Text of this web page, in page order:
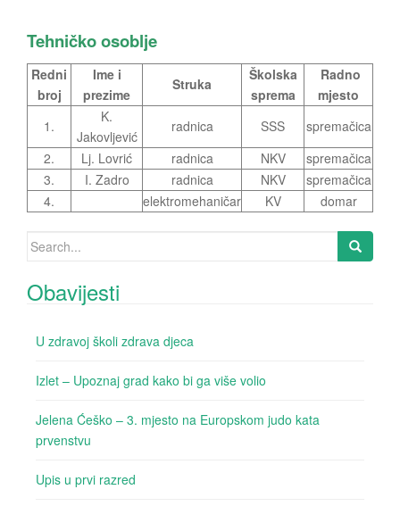
Tehničko osoblje
Redni
broj
Ime i
prezime
Struka
Školska
sprema
Radno
mjesto
1.
K.
Jakovljević
radnica SSS
spremačica
2.
Lj. Lovrić radnica NKV
spremačica
3.
I. Zadro radnica NKV
spremačica
4.
elektromehaničar KV domar
Search for:
Obavijesti
U zdravoj školi zdrava djeca
Izlet – Upoznaj grad kako bi ga više volio
Jelena Ćeško – 3. mjesto na Europskom judo kata
prvenstvu
Upis u prvi razred